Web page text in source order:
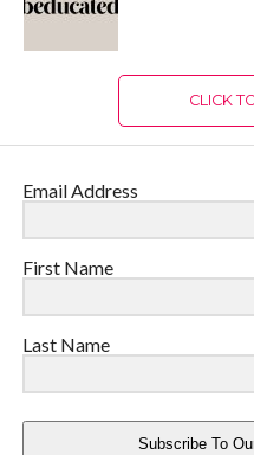
CLICK
Email Address
First Name
Last Name
Subscribe To